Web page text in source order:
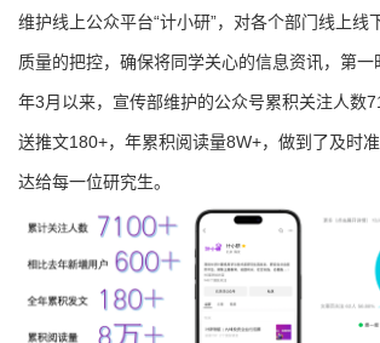
维护线上公众平台“计小研”，对各个部门线上线
质量的把控，确保将同学关心的信息资讯，第
年3月以来，宣传部维护的公众号累积关注人数
送推文180+，年累积阅读量8W+，做到了及时
达给每一位研究生。